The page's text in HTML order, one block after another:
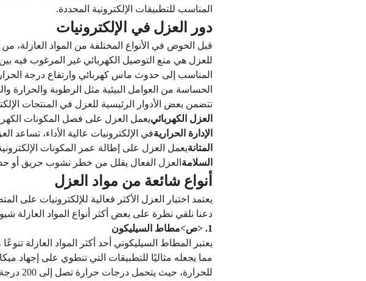
المناسب للتطبيقات الإلكترونية المحددة.
دور العزل في الإلكترونيات
قبل الخوض في الأنواع المختلفة من المواد العازلة،
للعزل هي منع التوصيل الكهربائي غير المرغوب فيه
المناسب إلى حدوث ماس كهربائي وارتفاع درجة
الحساسة من العوامل البيئية مثل الرطوبة والحرارة
تتضمن بعض الأدوار الرئيسية للعزل في المنتجات
العزل الكهربائييعمل العزل على فصل المكونات
الإدارة الحراريةفي الإلكترونيات عالية الأداء، تساعد
المتانةيعمل العزل على إطالة عمر المكونات
السلامة العزل الفعال يقلل من خطر نشوب حريق أو
أنواع شائعة من مواد العزل
يعتمد اختيار العزل الأكثر فعالية للإلكترونيات على
دعنا نلقي نظرة على بعض أكثر أنواع المواد العازلة
1. <ص>
مطاط السيليكون
يعتبر المطاط السيليكوني أحد أكثر المواد العازلة
مما يجعله مثاليًا للتطبيقات التي تنطوي على إجهاد